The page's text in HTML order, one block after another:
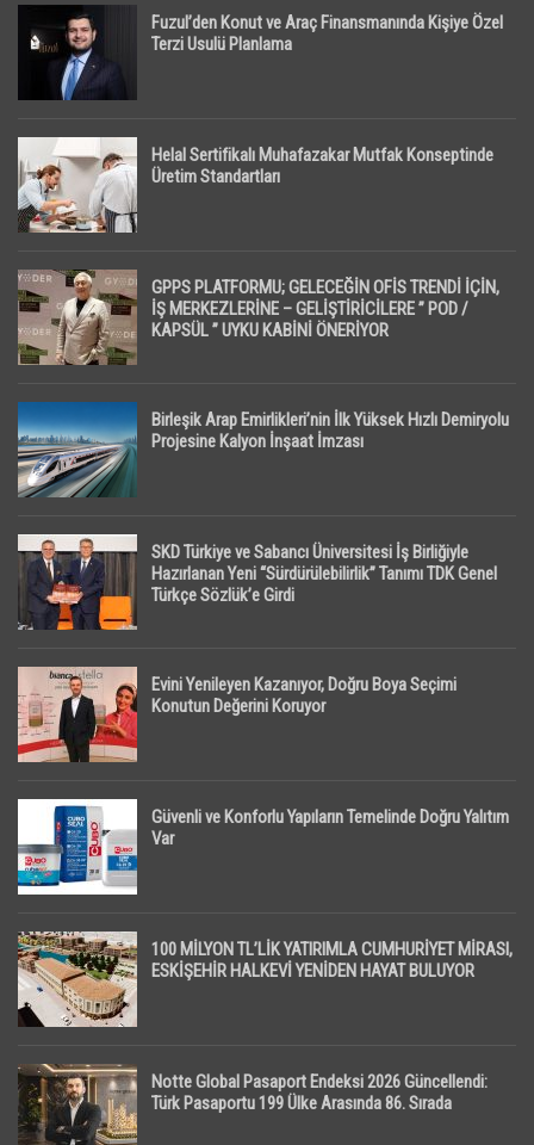
Fuzul’den Konut ve Araç Finansmanında Kişiye Özel
Terzi Usulü Planlama
Helal Sertifikalı Muhafazakar Mutfak Konseptinde
Üretim Standartları
GPPS PLATFORMU; GELECEĞİN OFİS TRENDİ İÇİN,
İŞ MERKEZLERİNE – GELİŞTİRİCİLERE ” POD /
KAPSÜL ” UYKU KABİNİ ÖNERİYOR
Birleşik Arap Emirlikleri’nin İlk Yüksek Hızlı Demiryolu
Projesine Kalyon İnşaat İmzası
SKD Türkiye ve Sabancı Üniversitesi İş Birliğiyle
Hazırlanan Yeni “Sürdürülebilirlik” Tanımı TDK Genel
Türkçe Sözlük’e Girdi
Evini Yenileyen Kazanıyor, Doğru Boya Seçimi
Konutun Değerini Koruyor
Güvenli ve Konforlu Yapıların Temelinde Doğru Yalıtım
Var
100 MİLYON TL’LİK YATIRIMLA CUMHURİYET MİRASI,
ESKİŞEHİR HALKEVİ YENİDEN HAYAT BULUYOR
Notte Global Pasaport Endeksi 2026 Güncellendi:
Türk Pasaportu 199 Ülke Arasında 86. Sırada